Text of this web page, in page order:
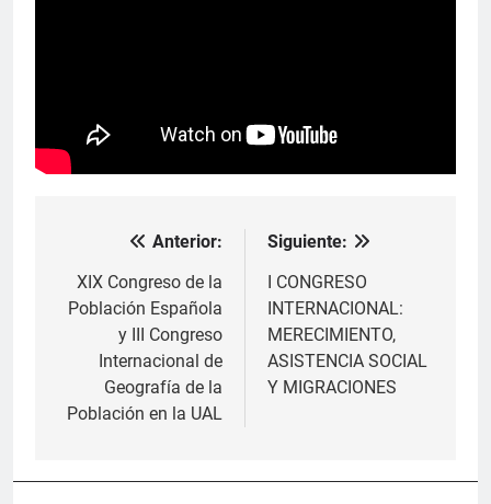
Navegación
de
entradas
Anterior:
XIX Congreso de la
Población Española
y III Congreso
Internacional de
Geografía de la
Población en la UAL
Siguiente:
I CONGRESO
INTERNACIONAL:
MERECIMIENTO,
ASISTENCIA SOCIAL
Y MIGRACIONES